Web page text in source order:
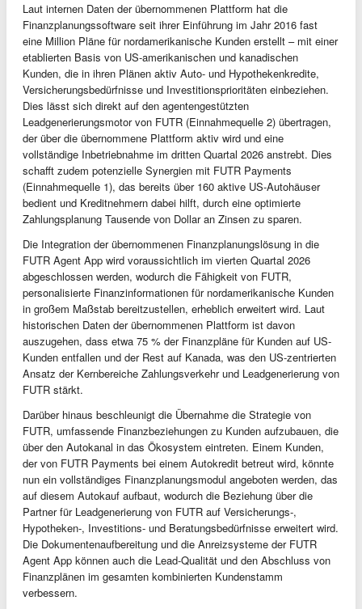
Laut internen Daten der übernommenen Plattform hat die
Finanzplanungssoftware seit ihrer Einführung im Jahr 2016 fast
eine Million Pläne für nordamerikanische Kunden erstellt – mit einer
etablierten Basis von US-amerikanischen und kanadischen
Kunden, die in ihren Plänen aktiv Auto- und Hypothekenkredite,
Versicherungsbedürfnisse und Investitionsprioritäten einbeziehen.
Dies lässt sich direkt auf den agentengestützten
Leadgenerierungsmotor von FUTR (Einnahmequelle 2) übertragen,
der über die übernommene Plattform aktiv wird und eine
vollständige Inbetriebnahme im dritten Quartal 2026 anstrebt. Dies
schafft zudem potenzielle Synergien mit FUTR Payments
(Einnahmequelle 1), das bereits über 160 aktive US-Autohäuser
bedient und Kreditnehmern dabei hilft, durch eine optimierte
Zahlungsplanung Tausende von Dollar an Zinsen zu sparen.
Die Integration der übernommenen Finanzplanungslösung in die
FUTR Agent App wird voraussichtlich im vierten Quartal 2026
abgeschlossen werden, wodurch die Fähigkeit von FUTR,
personalisierte Finanzinformationen für nordamerikanische Kunden
in großem Maßstab bereitzustellen, erheblich erweitert wird. Laut
historischen Daten der übernommenen Plattform ist davon
auszugehen, dass etwa 75 % der Finanzpläne für Kunden auf US-
Kunden entfallen und der Rest auf Kanada, was den US-zentrierten
Ansatz der Kernbereiche Zahlungsverkehr und Leadgenerierung von
FUTR stärkt.
Darüber hinaus beschleunigt die Übernahme die Strategie von
FUTR, umfassende Finanzbeziehungen zu Kunden aufzubauen, die
über den Autokanal in das Ökosystem eintreten. Einem Kunden,
der von FUTR Payments bei einem Autokredit betreut wird, könnte
nun ein vollständiges Finanzplanungsmodul angeboten werden, das
auf diesem Autokauf aufbaut, wodurch die Beziehung über die
Partner für Leadgenerierung von FUTR auf Versicherungs-,
Hypotheken-, Investitions- und Beratungsbedürfnisse erweitert wird.
Die Dokumentenaufbereitung und die Anreizsysteme der FUTR
Agent App können auch die Lead-Qualität und den Abschluss von
Finanzplänen im gesamten kombinierten Kundenstamm
verbessern.